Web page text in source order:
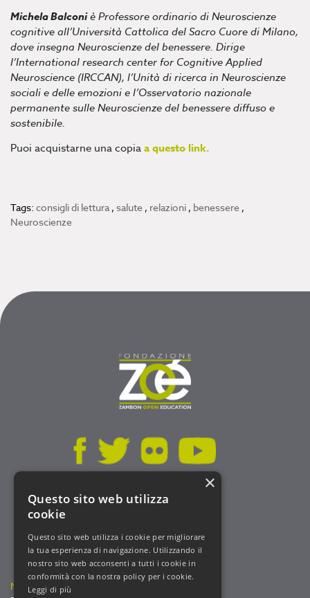
Michela Balconiè Professore ordinario di Neuroscienze
cognitive all’Università Cattolica del Sacro Cuore di Milano,
dove insegna Neuroscienze del benessere. Dirige
l’International research center for Cognitive Applied
Neuroscience (IRCCAN), l’Unità di ricerca in Neuroscienze
sociali e delle emozioni e l’Osservatorio nazionale
permanente sulle Neuroscienze del benessere diffuso e
sostenibile.
Puoi acquistarne una copiaa questo link.
Tags: consigli di lettura , salute , relazioni , benessere ,
Neuroscienze
Statuto
Privacy Policy
Cookie
Trasparenza
NOETIK PRODUCTION
×
Questo sito web utilizza
cookie
Questo sito web utilizza i cookie per migliorare
la tua esperienza di navigazione. Utilizzando il
nostro sito web acconsenti a tutti i cookie in
conformità con la nostra policy per i cookie.
Leggi di più